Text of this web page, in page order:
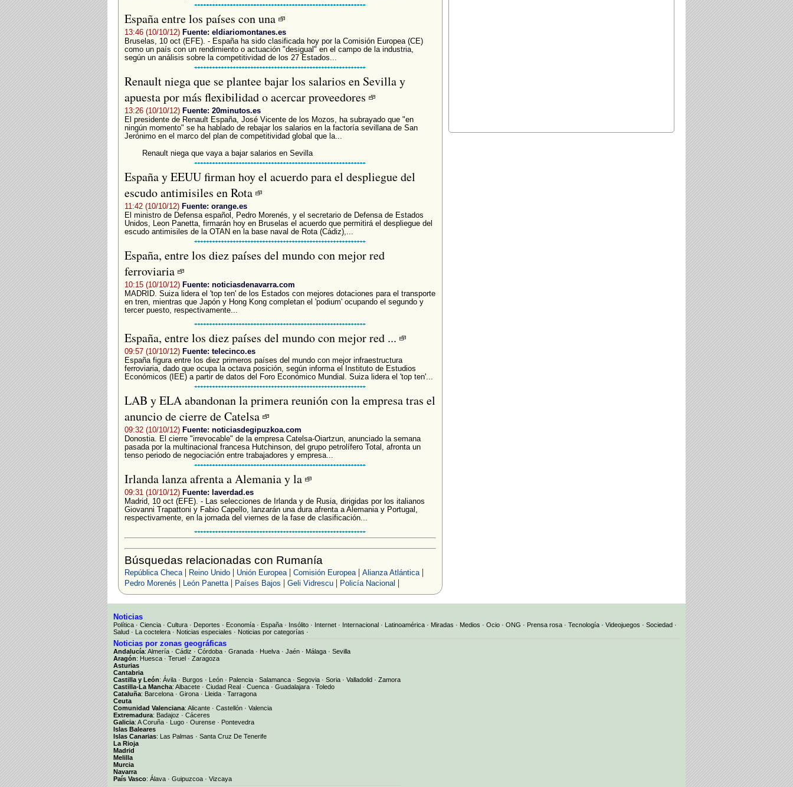
España entre los países con una
13:46 (10/10/12) Fuente: eldiariomontanes.es
Bruselas, 10 oct (EFE). - España ha sido clasificada hoy por la Comisión Europea (CE)
como un país con un rendimiento o actuación "desigual" en el campo de la industria,
según un análisis sobre la competitividad de los 27 Estados...
Renault niega que se plantee bajar los salarios en Sevilla y
apuesta por más flexibilidad o acercar proveedores
13:26 (10/10/12) Fuente: 20minutos.es
El presidente de Renault España, José Vicente de los Mozos, ha subrayado que "en
ningún momento" se ha hablado de rebajar los salarios en la factoría sevillana de San
Jerónimo en el marco del plan de competitividad global que la...
Renault niega que vaya a bajar salarios en Sevilla
España y EEUU firman hoy el acuerdo para el despliegue del
escudo antimisiles en Rota
11:42 (10/10/12) Fuente: orange.es
El ministro de Defensa español, Pedro Morenés, y el secretario de Defensa de Estados
Unidos, Leon Panetta, firmarán hoy en Bruselas el acuerdo que permitirá el despliegue del
escudo antimisiles de la OTAN en la base naval de Rota (Cádiz),...
España, entre los diez países del mundo con mejor red
ferroviaria
10:15 (10/10/12) Fuente: noticiasdenavarra.com
MADRID. Suiza lidera el 'top ten' de los Estados con mejores dotaciones para el transporte
en tren, mientras que Japón y Hong Kong completan el 'podium' ocupando el segundo y
tercer puesto, respectivamente...
España, entre los diez países del mundo con mejor red ...
09:57 (10/10/12) Fuente: telecinco.es
España figura entre los diez primeros países del mundo con mejor infraestructura
ferroviaria, dado que ocupa la octava posición, según informa el Instituto de Estudios
Económicos (IEE) a partir de datos del Foro Económico Mundial. Suiza lidera el 'top ten'...
LAB y ELA abandonan la primera reunión con la empresa tras el
anuncio de cierre de Catelsa
09:32 (10/10/12) Fuente: noticiasdegipuzkoa.com
Donostia. El cierre "irrevocable" de la empresa Catelsa-Oiartzun, anunciado la semana
pasada por la multinacional francesa Hutchinson, del grupo petrolífero Total, afronta un
tenso periodo de negociación entre trabajadores y empresa...
Irlanda lanza afrenta a Alemania y la
09:31 (10/10/12) Fuente: laverdad.es
Madrid, 10 oct (EFE). - Las selecciones de Irlanda y de Rusia, dirigidas por los italianos
Giovanni Trapattoni y Fabio Capello, lanzarán una dura afrenta a Alemania y Portugal,
respectivamente, en la jornada del viernes de la fase de clasificación...
Búsquedas relacionadas con Rumanía
República Checa| Reino Unido| Unión Europea| Comisión Europea| Alianza Atlántica|
Pedro Morenés | León Panetta| Países Bajos | Geli Vidrescu| Policía Nacional |
Noticias
Política · Ciencia · Cultura · Deportes · Economía · España · Insólito · Internet · Internacional · Latinoamérica · Miradas · Medios · Ocio · ONG · Prensa rosa · Tecnología · Videojuegos · Sociedad ·
Salud · La coctelera · Noticias especiales · Noticias por categorías ·
Noticias por zonas geográficas
Andalucía: Almería · Cádiz · Córdoba · Granada · Huelva · Jaén · Málaga · Sevilla
Aragón: Huesca · Teruel · Zaragoza
Asturias
Cantabria
Castilla y León: Ávila · Burgos · León · Palencia · Salamanca · Segovia · Soria · Valladolid · Zamora
Castilla-La Mancha: Albacete · Ciudad Real · Cuenca · Guadalajara · Toledo
Cataluña: Barcelona · Girona · Lleida · Tarragona
Ceuta
Comunidad Valenciana: Alicante · Castellón · Valencia
Extremadura: Badajoz · Cáceres
Galicia: A Coruña · Lugo · Ourense · Pontevedra
Islas Baleares
Islas Canarias: Las Palmas · Santa Cruz De Tenerife
La Rioja
Madrid
Melilla
Murcia
Navarra
País Vasco: Álava · Guipuzcoa · Vizcaya